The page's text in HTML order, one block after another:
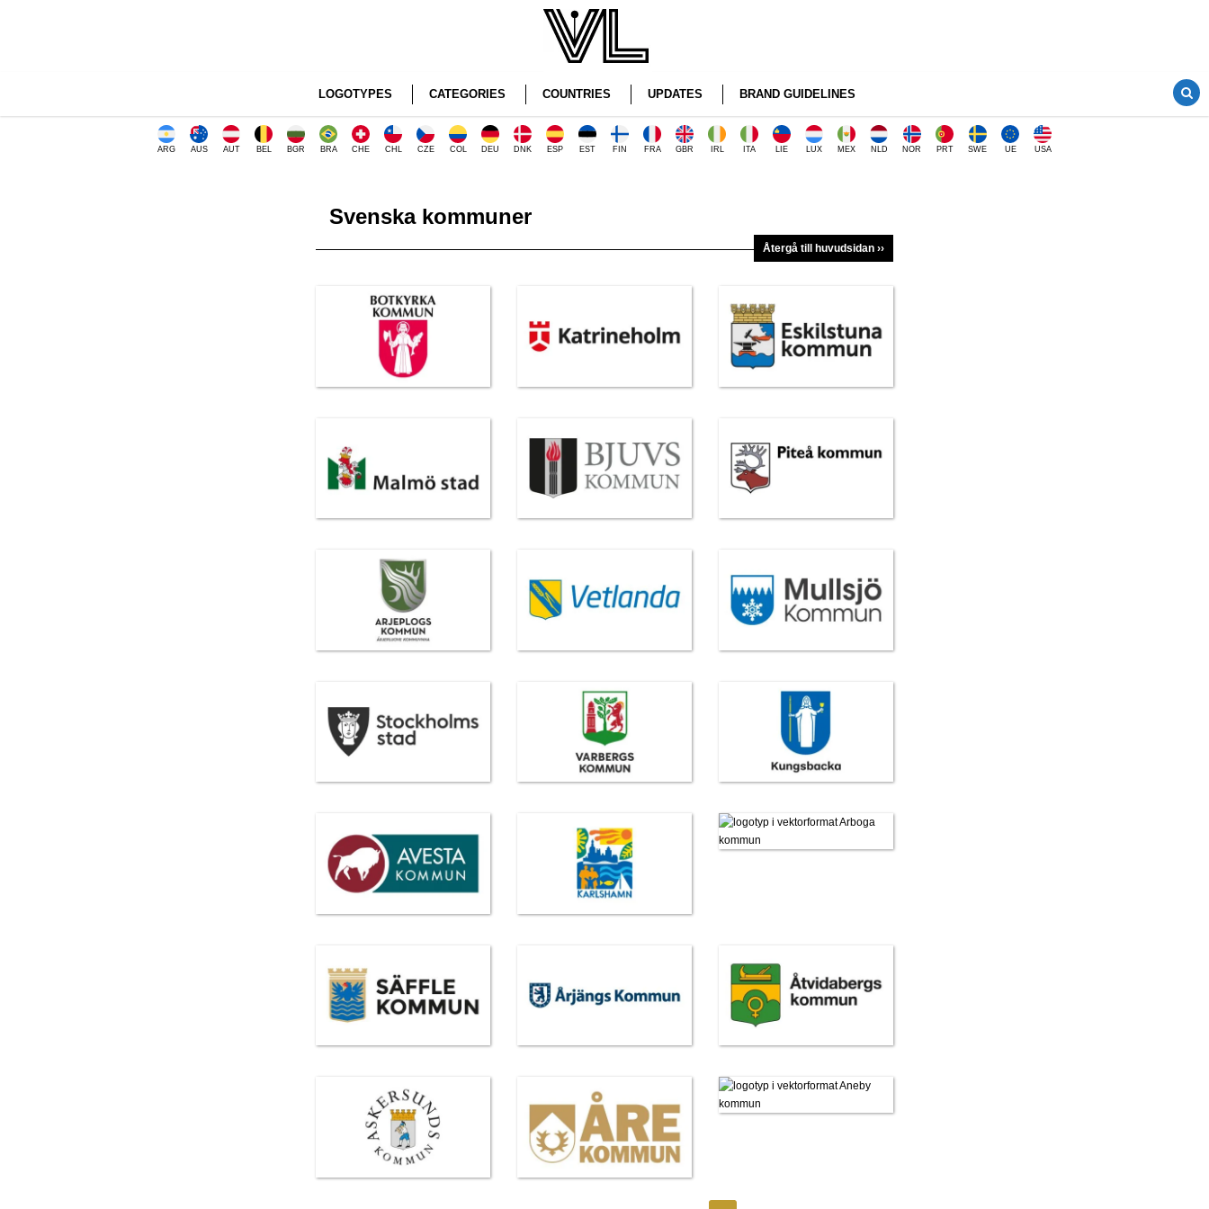
LOGOTYPES CATEGORIES COUNTRIES UPDATES BRAND GUIDELINES
ARG AUS AUT BEL BGR BRA CHE CHL CZE COL DEU DNK ESP EST FIN FRA GBR IRL ITA LIE LUX MEX NLD NOR PRT SWE UE USA
Svenska kommuner
Återgå till huvudsidan ››